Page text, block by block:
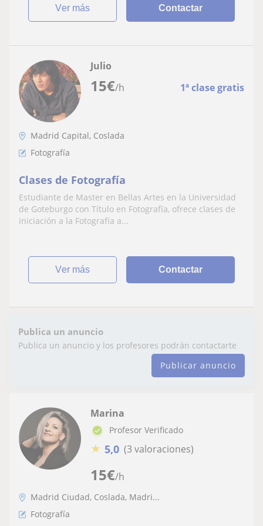
ver más Contactar
15€/h 1ª clase gratis
Julio
Madrid Capital, Coslada
Fotografía
Clases de Fotografía
Estudiante de Master en Bellas Artes en la Universidad
de Goteburgo con Título en Fotografía, ofrece clases de
iniciación a la Fotografía a...
ver más Contactar
Publica un anuncio
Publica un anuncio y los profesores podrán contactarte
Publicar anuncio
15€/h
Marina
Profesor Verificado
★ 5,0 (3 valoraciones)
Madrid Ciudad, Coslada, Madri...
Fotografía